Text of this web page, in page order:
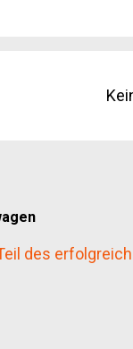
des